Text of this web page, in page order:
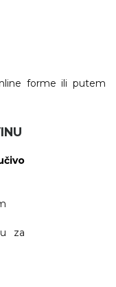
forme ili putem
za